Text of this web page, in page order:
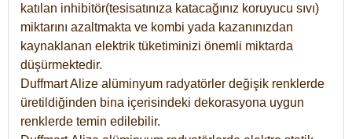
katılan inhibitör(tesisatınıza katacağınız koruyucu sıvı)
miktarını azaltmakta ve kombi yada kazanınızdan
kaynaklanan elektrik tüketiminizi önemli miktarda
düşürmektedir.
Duffmart Alize alüminyum radyatörler değişik renklerde
üretildiğinden bina içerisindeki dekorasyona uygun
renklerde temin edilebilir.